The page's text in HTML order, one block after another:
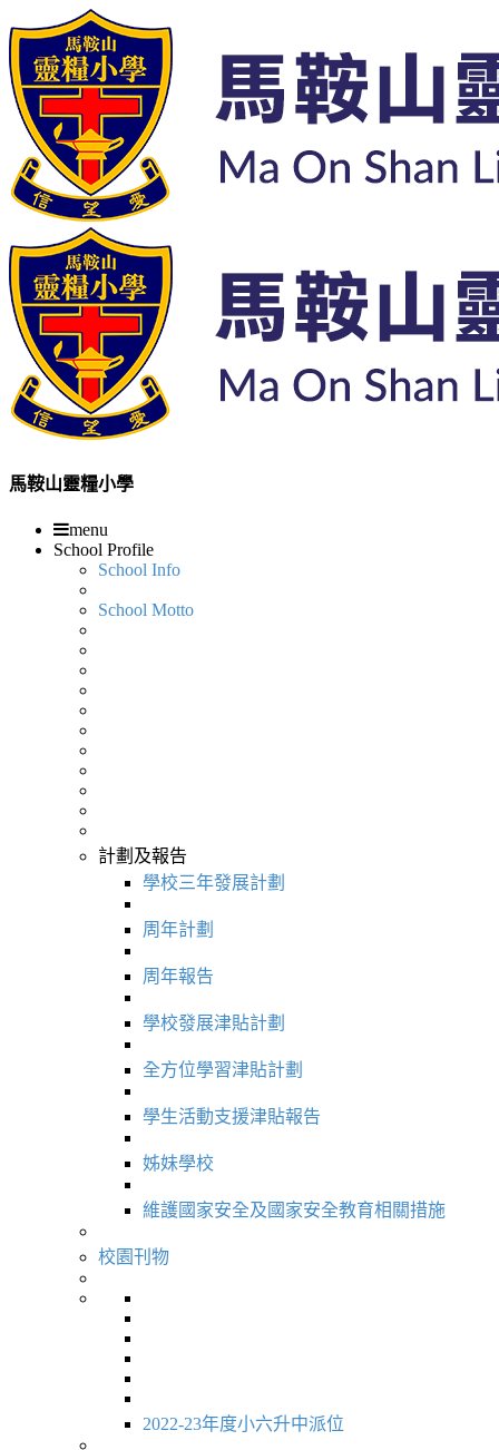
馬鞍山靈糧小學
menu
School Profile
School Info
School Motto
計劃及報告
學校三年發展計劃
周年計劃
周年報告
學校發展津貼計劃
全方位學習津貼計劃
學生活動支援津貼報告
姊妹學校
維護國家安全及國家安全教育相關措施
校園刊物
2022-23年度小六升中派位